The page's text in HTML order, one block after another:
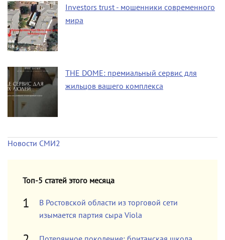
Investors trust - мошенники современного
мира
THE DOME: премиальный сервис для
жильцов вашего комплекса
Новости СМИ2
Топ-5 статей этого месяца
В Ростовской области из торговой сети
изымается партия сыра Viola